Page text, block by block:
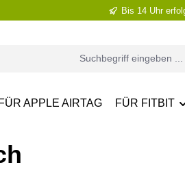
Bis 14 Uhr
FÜR APPLE AIRTAG FÜR FITBIT